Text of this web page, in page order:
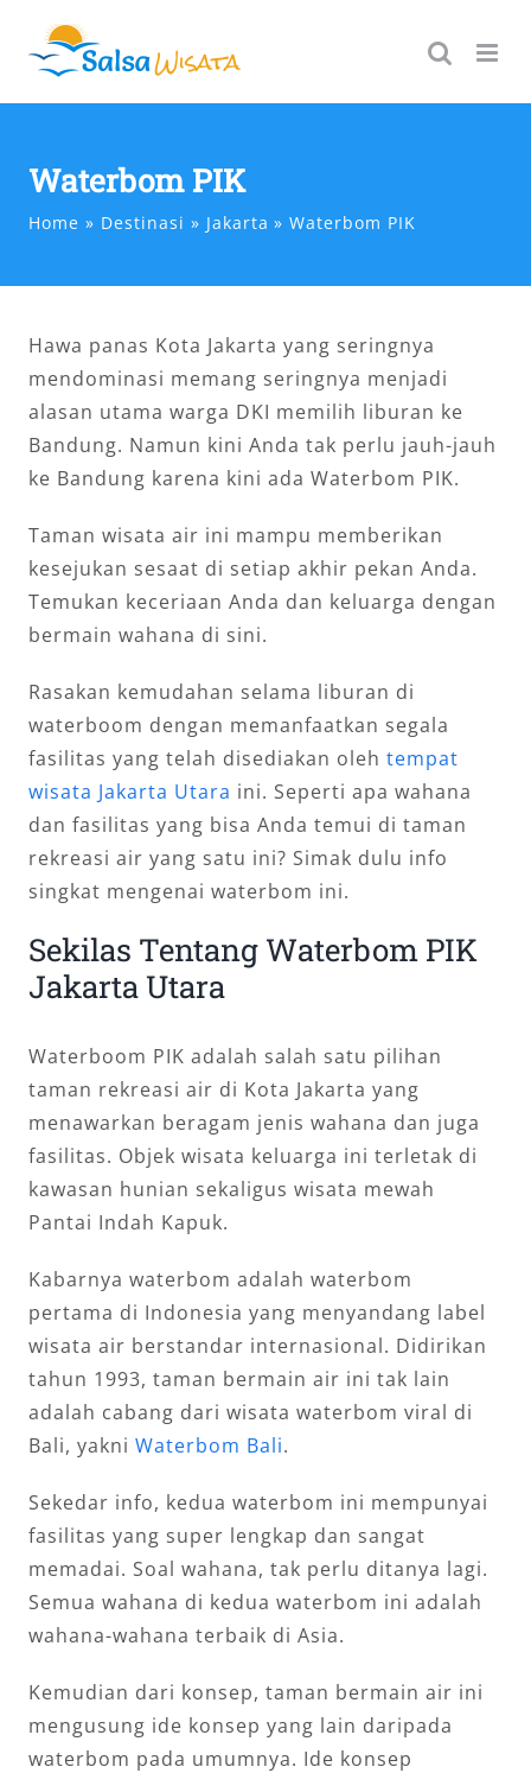
content
Waterbom PIK
Home Destinasi Jakarta Waterbom PIK
Hawa panas Kota Jakarta yang seringnya
mendominasi memang seringnya menjadi
alasan utama warga DKI memilih liburan ke
Bandung. Namun kini Anda tak perlu jauh-jauh
ke Bandung karena kini ada Waterbom PIK.
Taman wisata air ini mampu memberikan
kesejukan sesaat di setiap akhir pekan Anda.
Temukan keceriaan Anda dan keluarga dengan
bermain wahana di sini.
Rasakan kemudahan selama liburan di
waterboom dengan memanfaatkan segala
fasilitas yang telah disediakan oleh tempat
wisata Jakarta Utara ini. Seperti apa wahana
dan fasilitas yang bisa Anda temui di taman
rekreasi air yang satu ini? Simak dulu info
singkat mengenai waterbom ini.
Sekilas Tentang Waterbom PIK
Jakarta Utara
Waterboom PIK adalah salah satu pilihan
taman rekreasi air di Kota Jakarta yang
menawarkan beragam jenis wahana dan juga
fasilitas. Objek wisata keluarga ini terletak di
kawasan hunian sekaligus wisata mewah
Pantai Indah Kapuk.
Kabarnya waterbom adalah waterbom
pertama di Indonesia yang menyandang label
wisata air berstandar internasional. Didirikan
tahun 1993, taman bermain air ini tak lain
adalah cabang dari wisata waterbom viral di
Bali, yakni Waterbom Bali.
Sekedar info, kedua waterbom ini mempunyai
fasilitas yang super lengkap dan sangat
memadai. Soal wahana, tak perlu ditanya lagi.
Semua wahana di kedua waterbom ini adalah
wahana-wahana terbaik di Asia.
Kemudian dari konsep, taman bermain air ini
mengusung ide konsep yang lain daripada
waterbom pada umumnya. Ide konsep